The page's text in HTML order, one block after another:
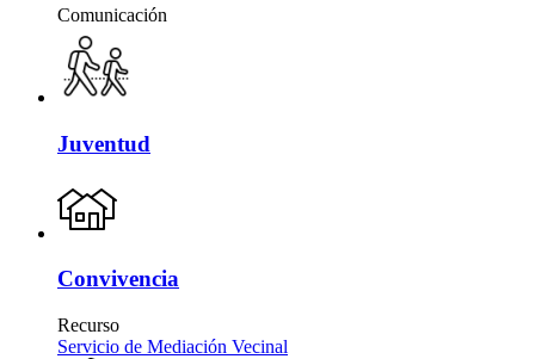
Comunicación
Juventud
Convivencia
Recurso
Servicio de Mediación Vecinal